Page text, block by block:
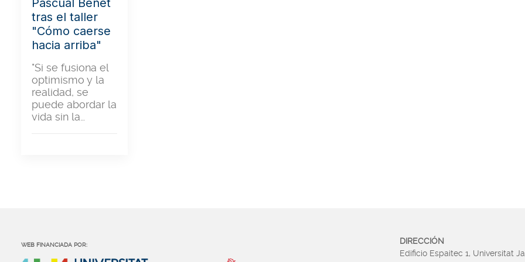
tras el taller
"Cómo caerse
hacia arriba"
"Si se fusiona el
optimismo y la
realidad, se
puede abordar la
vida sin la…
WEB FINANCIADA POR:
DIRECCIÓN
Edificio Espaitec 1, Universitat